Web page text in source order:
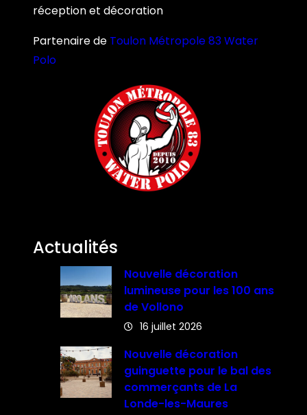
réception et décoration
Partenaire de Toulon Métropole 83 Water
Polo
Actualités
Nouvelle décoration
lumineuse pour les 100 ans
de Vollono
16 juillet 2026
Nouvelle décoration
guinguette pour le bal des
commerçants de La
Londe-les-Maures